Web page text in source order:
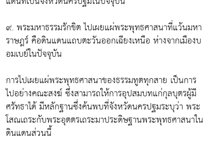
๙. พระมหาธรรมรักขิต ไปเผยแผ่พระพุทธศาสนาที่แว้นมหา
ราษฎร์ คือดินแดนแถบตะวันออกเฉียงเหนือ ห่างจากเมืองบ
อมเบย์ในปัจจุบัน
การไปเผยแผ่พระพุทธศาสนาของธรรมทูตทุกสาย เป็นการ
ไปอย่างคณะสงฆ์ ซึ่งสามารถให้การอุปสมบทแก่กุลบุตรผู้มี
ศรัทธาได้ มีหลักฐานซึ่งค้นพบที่จังหวัดนครปฐมระบุว่า พระ
โสณเถระกับพระอุตตรเถระมาประดิษฐานพระพุทธศาสนาใน
ดินแดนส่วนนี้